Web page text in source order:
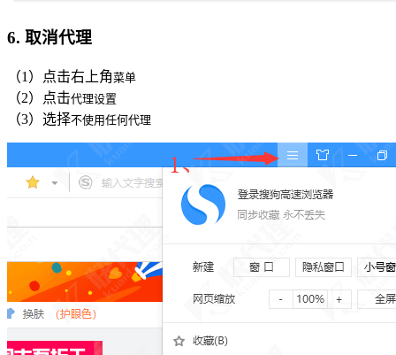
6. 取消代理
（1）点击右上角菜单
（2）点击代理设置
（3）选择不使用任何代理